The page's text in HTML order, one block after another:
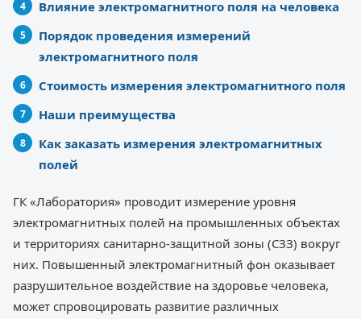
Влияние электромагнитного поля на человека
Порядок проведения измерений
электромагнитного поля
Стоимость измерения электромагнитного поля
Наши преимущества
Как заказать измерения электромагнитных
полей
ГК «Лаборатория» проводит измерение уровня
электромагнитных полей на промышленных объектах
и территориях санитарно-защитной зоны (СЗЗ) вокруг
них. Повышенный электромагнитный фон оказывает
разрушительное воздействие на здоровье человека,
может спровоцировать развитие различных